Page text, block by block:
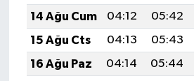
14 Ağu Cum
04:12 05:42
15 Ağu Cts
04:13 05:43
16 Ağu Paz
04:14 05:44